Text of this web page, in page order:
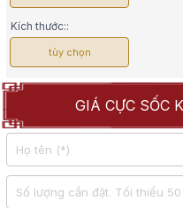
Kích thước::
tùy chọn
GIÁ CỰC SỐC